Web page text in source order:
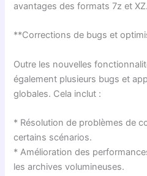
avantages des formats 7z et XZ.
**Corrections de bugs et
Outre les nouvelles
également plusieurs bugs et
globales. Cela inclut :
* Résolution de problèmes de
certains scénarios.
* Amélioration des
les archives volumineuses.